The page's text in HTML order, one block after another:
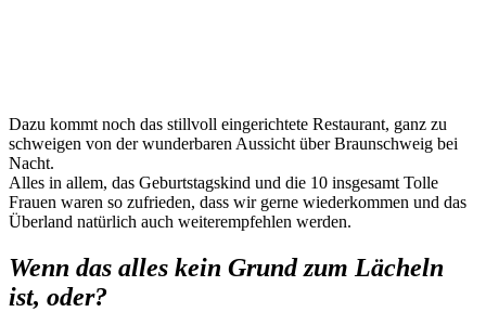
Dazu kommt noch das stillvoll eingerichtete Restaurant, ganz zu
schweigen von der wunderbaren Aussicht über Braunschweig bei
Nacht.
Alles in allem, das Geburtstagskind und die 10 insgesamt Tolle
Frauen waren so zufrieden, dass wir gerne wiederkommen und das
Überland natürlich auch weiterempfehlen werden.
Wenn das alles kein Grund zum Lächeln
ist, oder?